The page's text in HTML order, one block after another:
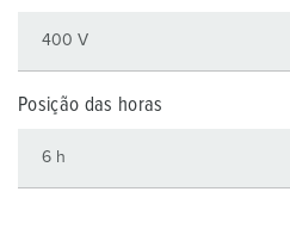
Posição das horas